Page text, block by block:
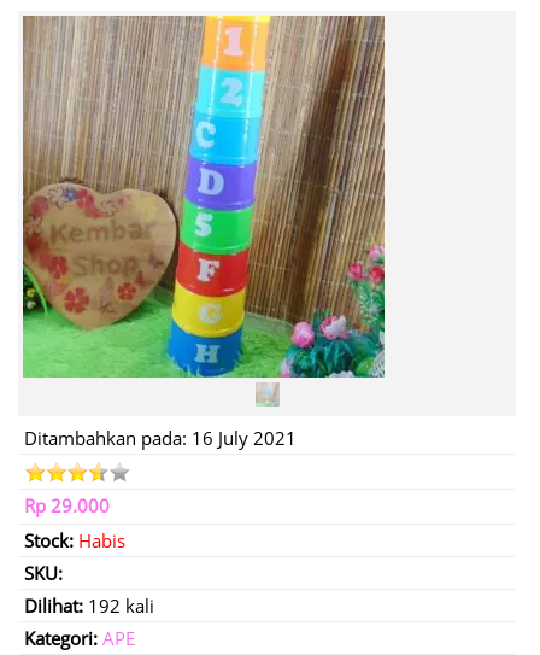
Ditambahkan pada: 16 July 2021
Rp 29.000
Stock: Habis
SKU:
Dilihat: 192 kali
Kategori: APE